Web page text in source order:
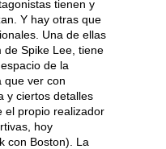
tienen y
Y hay otras que
Una de ellas
de Spike Lee, tiene
de la
que ver con
y ciertos detalles
el propio realizador
hoy
con Boston). La